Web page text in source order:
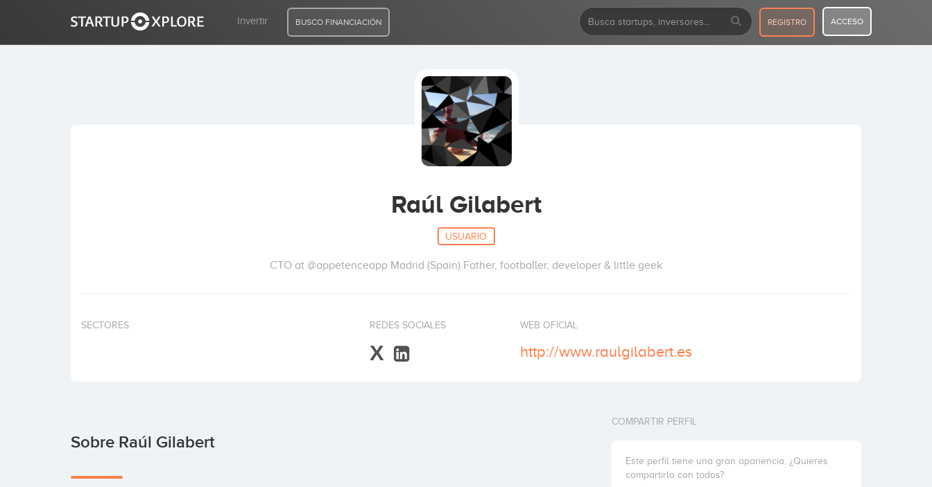
Invertir BUSCO FINANCIACIÓN REGISTRO ACCESO
Raúl Gilabert
USUARIO
CTO at @appetenceapp Madrid (Spain) Father, footballer, developer & little geek
SECTORES REDES SOCIALES
X
WEB OFICIAL
http://www.raulgilabert.es
Sobre Raúl Gilabert
COMPARTIR PERFIL
Este perfil tiene una gran apariencia. ¿Quieres
compartirlo con todos?